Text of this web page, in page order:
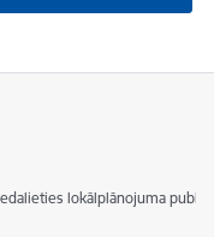
lokālplānojuma